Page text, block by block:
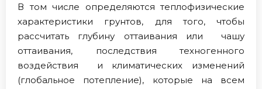
В том числе определяются теплофизические
характеристики грунтов, для того, чтобы
рассчитать глубину оттаивания или чашу
оттаивания, последствия техногенного
воздействия и климатических изменений
(глобальное потепление), которые на всем